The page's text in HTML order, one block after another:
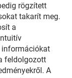
rögzített
takarít meg.
a
információkat
feldolgozott
A